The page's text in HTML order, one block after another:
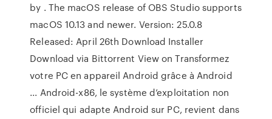
by . The macOS release of OBS Studio supports
macOS 10.13 and newer. Version: 25.0.8
Released: April 26th Download Installer
Download via Bittorrent View on Transformez
votre PC en appareil Android grâce à Android
... Android-x86, le système d’exploitation non
officiel qui adapte Android sur PC, revient dans